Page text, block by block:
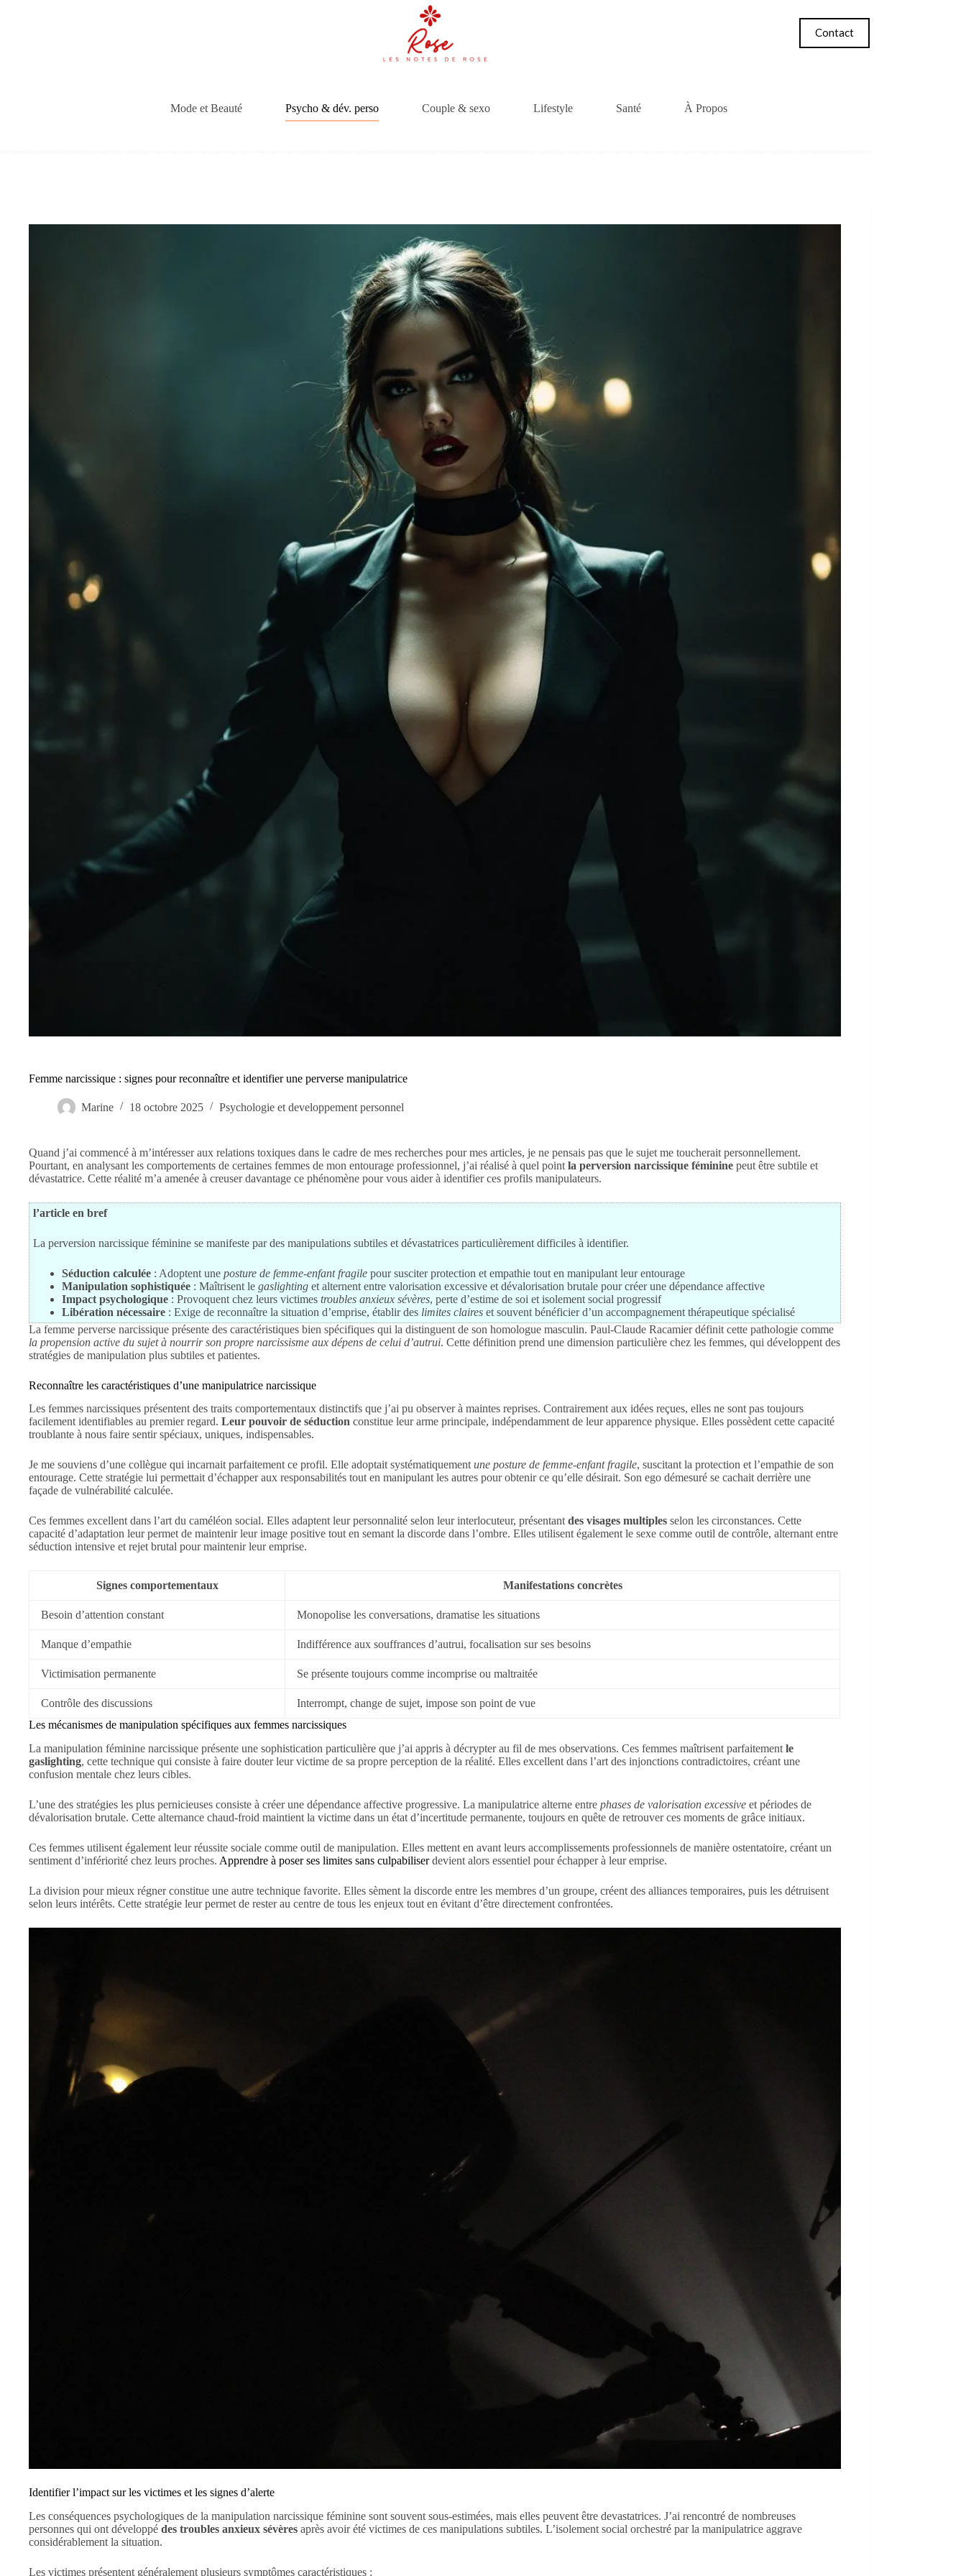
Contact
Mode et Beauté Psycho & dév. perso Couple & sexo Lifestyle Santé À Propos
Femme narcissique : signes pour reconnaître et identifier une perverse manipulatrice
Marine 18 octobre 2025 Psychologie et developpement personnel
Quand j’ai commencé à m’intéresser aux relations toxiques dans le cadre de mes recherches pour mes articles, je ne pensais pas que le sujet me toucherait personnellement.
Pourtant, en analysant les comportements de certaines femmes de mon entourage professionnel, j’ai réalisé à quel point la perversion narcissique féminine peut être subtile et
dévastatrice. Cette réalité m’a amenée à creuser davantage ce phénomène pour vous aider à identifier ces profils manipulateurs.
l’article en bref
La perversion narcissique féminine se manifeste par des manipulations subtiles et dévastatrices particulièrement difficiles à identifier.
Séduction calculée : Adoptent une posture de femme-enfant fragile pour susciter protection et empathie tout en manipulant leur entourage
Manipulation sophistiquée : Maîtrisent le gaslighting et alternent entre valorisation excessive et dévalorisation brutale pour créer une dépendance affective
Impact psychologique : Provoquent chez leurs victimes troubles anxieux sévères, perte d’estime de soi et isolement social progressif
Libération nécessaire : Exige de reconnaître la situation d’emprise, établir des limites claires et souvent bénéficier d’un accompagnement thérapeutique spécialisé
La femme perverse narcissique présente des caractéristiques bien spécifiques qui la distinguent de son homologue masculin. Paul-Claude Racamier définit cette pathologie comme
la propension active du sujet à nourrir son propre narcissisme aux dépens de celui d’autrui. Cette définition prend une dimension particulière chez les femmes, qui développent des
stratégies de manipulation plus subtiles et patientes.
Reconnaître les caractéristiques d’une manipulatrice narcissique
Les femmes narcissiques présentent des traits comportementaux distinctifs que j’ai pu observer à maintes reprises. Contrairement aux idées reçues, elles ne sont pas toujours
facilement identifiables au premier regard. Leur pouvoir de séduction constitue leur arme principale, indépendamment de leur apparence physique. Elles possèdent cette capacité
troublante à nous faire sentir spéciaux, uniques, indispensables.
Je me souviens d’une collègue qui incarnait parfaitement ce profil. Elle adoptait systématiquement une posture de femme-enfant fragile, suscitant la protection et l’empathie de son
entourage. Cette stratégie lui permettait d’échapper aux responsabilités tout en manipulant les autres pour obtenir ce qu’elle désirait. Son ego démesuré se cachait derrière une
façade de vulnérabilité calculée.
Ces femmes excellent dans l’art du caméléon social. Elles adaptent leur personnalité selon leur interlocuteur, présentant des visages multiples selon les circonstances. Cette
capacité d’adaptation leur permet de maintenir leur image positive tout en semant la discorde dans l’ombre. Elles utilisent également le sexe comme outil de contrôle, alternant entre
séduction intensive et rejet brutal pour maintenir leur emprise.
Signes comportementaux Manifestations concrètes
Besoin d’attention constant Monopolise les conversations, dramatise les situations
Manque d’empathie Indifférence aux souffrances d’autrui, focalisation sur ses besoins
Victimisation permanente Se présente toujours comme incomprise ou maltraitée
Contrôle des discussions
Interrompt, change de sujet, impose son point de vue
Les mécanismes de manipulation spécifiques aux femmes narcissiques
La manipulation féminine narcissique présente une sophistication particulière que j’ai appris à décrypter au fil de mes observations. Ces femmes maîtrisent parfaitement le
gaslighting, cette technique qui consiste à faire douter leur victime de sa propre perception de la réalité. Elles excellent dans l’art des injonctions contradictoires, créant une
confusion mentale chez leurs cibles.
L’une des stratégies les plus pernicieuses consiste à créer une dépendance affective progressive. La manipulatrice alterne entre phases de valorisation excessive et périodes de
dévalorisation brutale. Cette alternance chaud-froid maintient la victime dans un état d’incertitude permanente, toujours en quête de retrouver ces moments de grâce initiaux.
Ces femmes utilisent également leur réussite sociale comme outil de manipulation. Elles mettent en avant leurs accomplissements professionnels de manière ostentatoire, créant un
sentiment d’infériorité chez leurs proches. Apprendre à poser ses limites sans culpabiliserdevient alors essentiel pour échapper à leur emprise.
La division pour mieux régner constitue une autre technique favorite. Elles sèment la discorde entre les membres d’un groupe, créent des alliances temporaires, puis les détruisent
selon leurs intérêts. Cette stratégie leur permet de rester au centre de tous les enjeux tout en évitant d’être directement confrontées.
Identifier l’impact sur les victimes et les signes d’alerte
Les conséquences psychologiques de la manipulation narcissique féminine sont souvent sous-estimées, mais elles peuvent être devastatrices. J’ai rencontré de nombreuses
personnes qui ont développé des troubles anxieux sévères après avoir été victimes de ces manipulations subtiles. L’isolement social orchestré par la manipulatrice aggrave
considérablement la situation.
Les victimes présentent généralement plusieurs symptômes caractéristiques :